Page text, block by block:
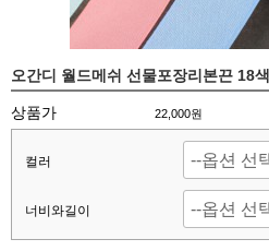
오간디 월드메쉬 선물포장리본끈 18색
상품가 22,000원
컬러
너비와길이